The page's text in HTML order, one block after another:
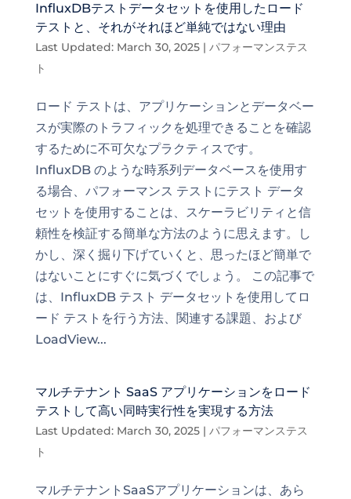
InfluxDBテストデータセットを使用したロード
テストと、それがそれほど単純ではない理由
Last Updated: March 30, 2025| パフォーマンステス
ト
ロード テストは、アプリケーションとデータベー
スが実際のトラフィックを処理できることを確認
するために不可欠なプラクティスです。
InfluxDB のような時系列データベースを使用す
る場合、パフォーマンス テストにテスト データ
セットを使用することは、スケーラビリティと信
頼性を検証する簡単な方法のように思えます。し
かし、深く掘り下げていくと、思ったほど簡単で
はないことにすぐに気づくでしょう。 この記事で
は、InfluxDB テスト データセットを使用してロ
ード テストを行う方法、関連する課題、および
LoadView...
マルチテナント SaaS アプリケーションをロード
テストして高い同時実行性を実現する方法
Last Updated: March 30, 2025| パフォーマンステス
ト
マルチテナントSaaSアプリケーションは、あら